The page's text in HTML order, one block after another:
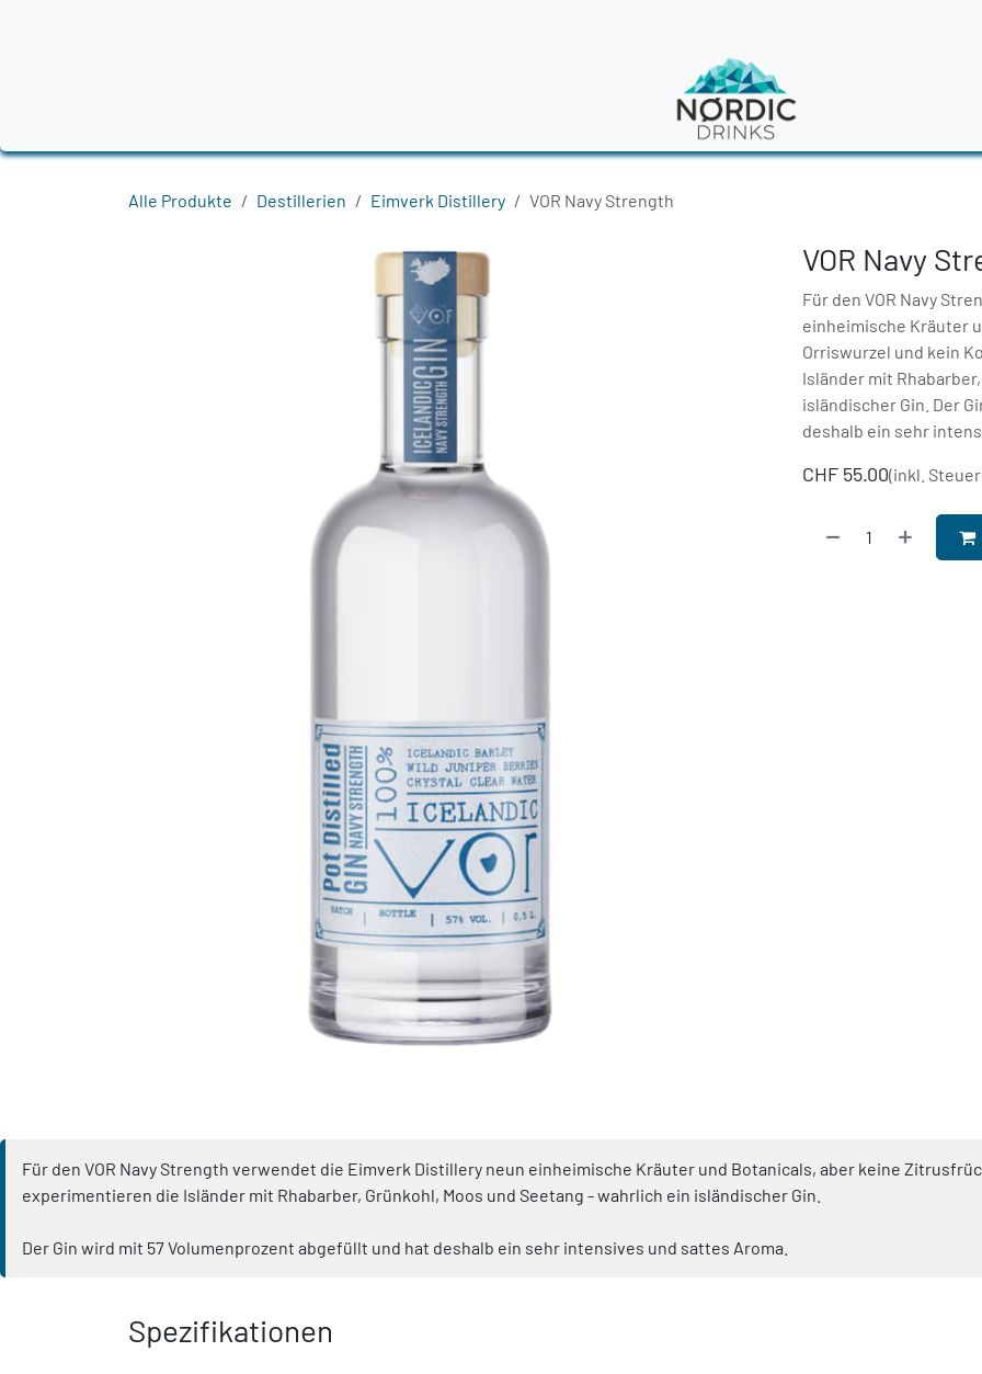
Alle Produkte Destillerien Eimverk Distillery VOR Navy Strength
VOR Navy
Für den VOR Navy
einheimische Kräuter
Orriswurzel und kein
Isländer mit
isländischer Gin. Der
deshalb ein sehr
CHF 55.00(inkl.
Für den VOR Navy Strength verwendet die Eimverk Distillery neun einheimische Kräuter und Botanicals, aber keine
experimentieren die Isländer mit Rhabarber, Grünkohl, Moos und Seetang - wahrlich ein isländischer Gin.
Der Gin wird mit 57 Volumenprozent abgefüllt und hat deshalb ein sehr intensives und sattes Aroma.
Spezifikationen